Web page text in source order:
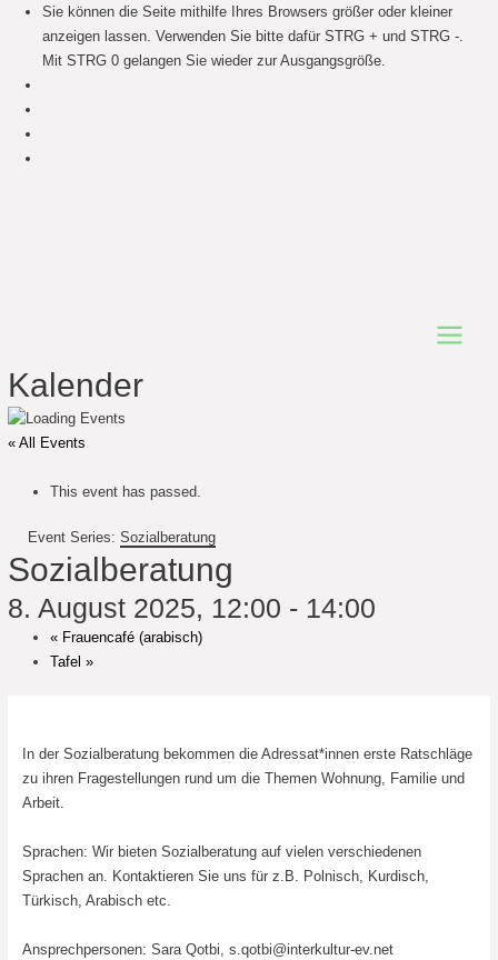
Sie können die Seite mithilfe Ihres Browsers größer oder kleiner
anzeigen lassen. Verwenden Sie bitte dafür STRG + und STRG -.
Mit STRG 0 gelangen Sie wieder zur Ausgangsgröße.
Main
Kalender
« All Events
This event has passed.
Event Series: Sozialberatung
Sozialberatung
8. August 2025, 12:00 - 14:00
« Frauencafé (arabisch)
Tafel»
In der Sozialberatung bekommen die Adressat*innen erste Ratschläge
zu ihren Fragestellungen rund um die Themen Wohnung, Familie und
Arbeit.
Sprachen: Wir bieten Sozialberatung auf vielen verschiedenen
Sprachen an. Kontaktieren Sie uns für z.B. Polnisch, Kurdisch,
Türkisch, Arabisch etc.
Ansprechpersonen: Sara Qotbi, s.qotbi@interkultur-ev.net